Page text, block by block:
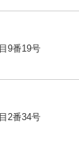
9番19号
2番34号